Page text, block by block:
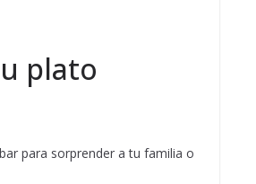
plato
para sorprender a tu familia o